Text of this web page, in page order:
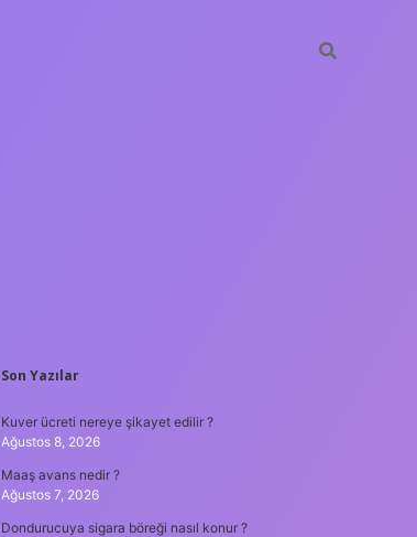
SIDEBAR
Son Yazılar
Kuver ücreti nereye şikayet edilir ?
Ağustos 8, 2026
Maaş avans nedir ?
Ağustos 7, 2026
Dondurucuya sigara böreği nasıl konur ?